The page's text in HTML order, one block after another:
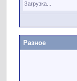
Разное